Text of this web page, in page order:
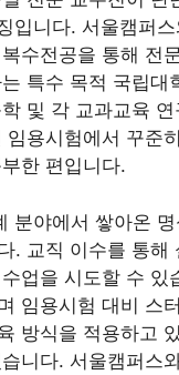
입니다. 서울캠퍼
수전공을 통해 전
특수 목적 국립
및 각 교과교육
용시험에서 꾸준
한 편입니다.
분야에서 쌓아온
. 교직 이수를 통
업을 시도할 수
임용시험 대비 스
방식을 적용하고
니다. 서울캠퍼스